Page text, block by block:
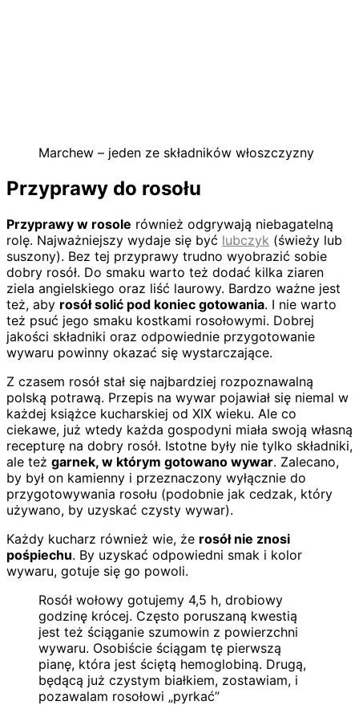
Marchew – jeden ze składników włoszczyzny
Przyprawy do rosołu
Przyprawy w rosole również odgrywają niebagatelną
rolę. Najważniejszy wydaje się być lubczyk (świeży lub
suszony). Bez tej przyprawy trudno wyobrazić sobie
dobry rosół. Do smaku warto też dodać kilka ziaren
ziela angielskiego oraz liść laurowy. Bardzo ważne jest
też, aby rosół solić pod koniec gotowania. I nie warto
też psuć jego smaku kostkami rosołowymi. Dobrej
jakości składniki oraz odpowiednie przygotowanie
wywaru powinny okazać się wystarczające.
Z czasem rosół stał się najbardziej rozpoznawalną
polską potrawą. Przepis na wywar pojawiał się niemal w
każdej książce kucharskiej od XIX wieku. Ale co
ciekawe, już wtedy każda gospodyni miała swoją własną
recepturę na dobry rosół. Istotne były nie tylko składniki,
ale też garnek, w którym gotowano wywar. Zalecano,
by był on kamienny i przeznaczony wyłącznie do
przygotowywania rosołu (podobnie jak cedzak, który
używano, by uzyskać czysty wywar).
Każdy kucharz również wie, że rosół nie znosi
pośpiechu. By uzyskać odpowiedni smak i kolor
wywaru, gotuje się go powoli.
Rosół wołowy gotujemy 4,5 h, drobiowy
godzinę krócej. Często poruszaną kwestią
jest też ściąganie szumowin z powierzchni
wywaru. Osobiście ściągam tę pierwszą
pianę, która jest ściętą hemoglobiną. Drugą,
będącą już czystym białkiem, zostawiam, i
pozawalam rosołowi „pyrkać”